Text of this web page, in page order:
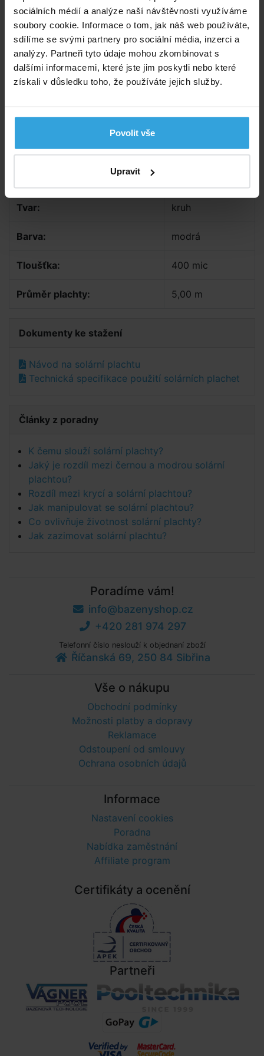
sociálních médií a analýze naší návštěvnosti využíváme
soubory cookie. Informace o tom, jak náš web používáte,
sdílíme se svými partnery pro sociální média, inzerci a
analýzy. Partneři tyto údaje mohou zkombinovat s
dalšími informacemi, které jste jim poskytli nebo které
získali v důsledku toho, že používáte jejich služby.
Povolit vše
Upravit
Tvar: kruh
Barva: modrá
Tloušťka: 400 mic
Průměr plachty: 5,00 m
Dokumenty ke stažení
Návod na solární plachtu
Technická specifikace použití solárních plachet
Články z poradny
K čemu slouží solární plachty?
Jaký je rozdíl mezi černou a modrou solární
plachtou?
Rozdíl mezi krycí a solární plachtou?
Jak manipulovat se solární plachtou?
Co ovlivňuje životnost solární plachty?
Jak zazimovat solární plachtu?
Poradíme vám!
info@bazenyshop.cz
+420 281 974 297
Telefonní číslo neslouží k objednaní zboží
Říčanská 69, 250 84 Sibřina
Vše o nákupu
Obchodní podmínky
Možnosti platby a dopravy
Reklamace
Odstoupení od smlouvy
Ochrana osobních údajů
Informace
Nastavení cookies
Poradna
Nabídka zaměstnání
Affiliate program
Certifikáty a ocenění
Partneři